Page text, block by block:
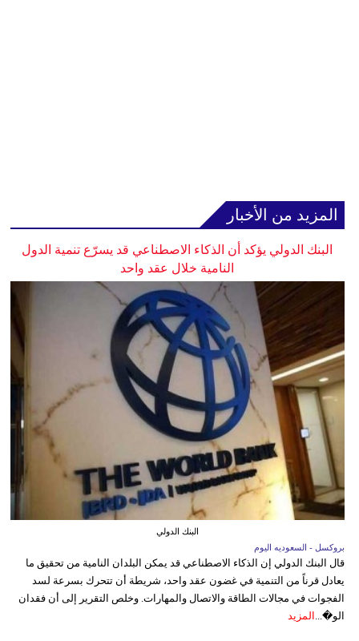
المزيد من الأخبار
البنك الدولي يؤكد أن الذكاء الاصطناعي قد يسرّع تنمية الدول
النامية خلال عقد واحد
البنك الدولي
بروكسل - السعوديه اليوم
قال البنك الدولي إن الذكاء الاصطناعي قد يمكن البلدان النامية من تحقيق ما
يعادل قرناً من التنمية في غضون عقد واحد، شريطة أن تتحرك بسرعة لسد
الفجوات في مجالات الطاقة والاتصال والمهارات. وخلص التقرير إلى أن فقدان
الو�...
المزيد